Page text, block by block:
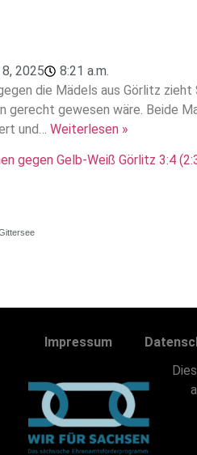
8, 2025
8:21 a.m.
die Mädels aus Görlitz
gewesen wäre. Beide
und… Weiterlesen »
gegen Gelb-Weiß Görlitz 3:4
Impressum